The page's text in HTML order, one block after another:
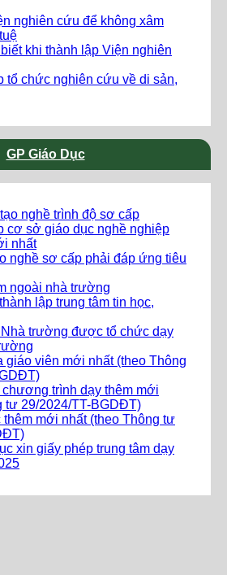
nghiên cứu để không xâm
khi thành lập Viện nghiên
tổ chức nghiên cứu về di sản,
GP Giáo Dục
nghề trình độ sơ cấp
cơ sở giáo dục nghề nghiệp
nhất
nghề sơ cấp phải đáp ứng tiêu
ngoài nhà trường
lập trung tâm tin học,
trường được tổ chức dạy
giáo viên mới nhất (theo Thông
trình dạy thêm mới
tư 29/2024/TT-BGDĐT)
thêm mới nhất (theo Thông tư
xin giấy phép trung tâm dạy